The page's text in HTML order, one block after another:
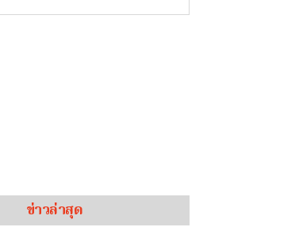
ข่าวล่าสุด